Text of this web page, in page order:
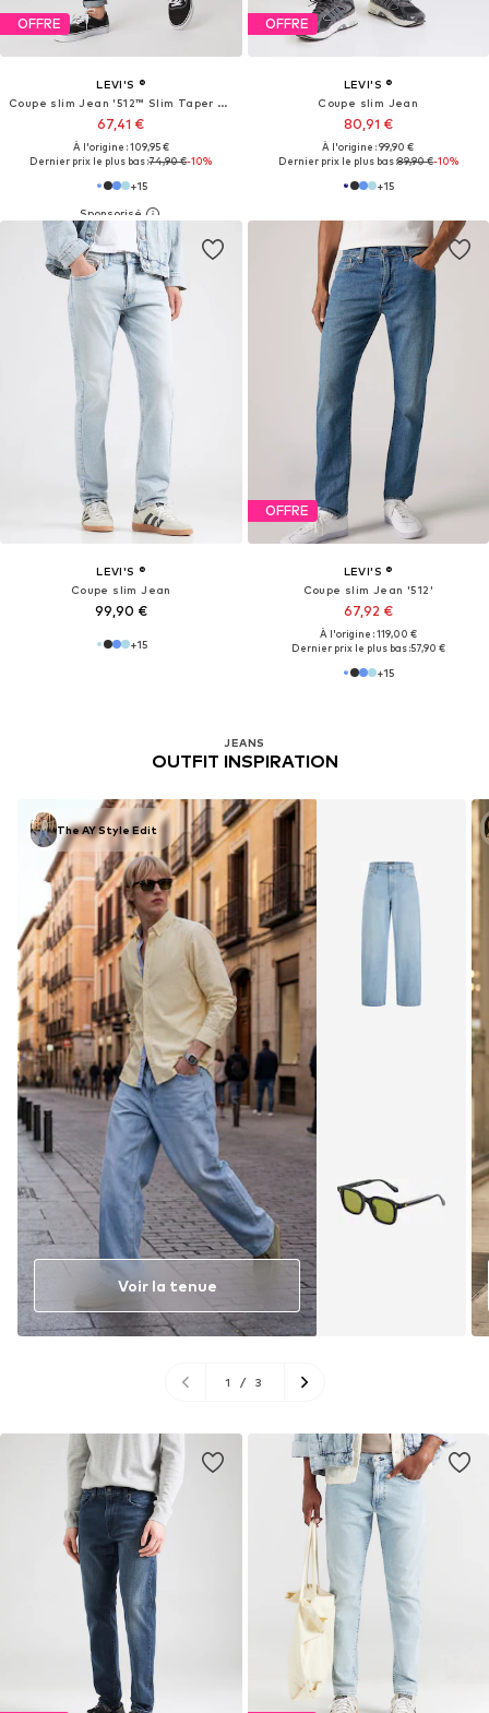
OFFRE
LEVI'S ®
Coupe slim Jean '512™ Slim Taper Jeans'
67,41 €
À l'origine : 109,95 €
Dernier prix le plus bas :74,90 €-10%
+15
OFFRE
LEVI'S ®
Coupe slim Jean
80,91 €
À l'origine : 99,90 €
Dernier prix le plus bas :89,90 €-10%
+15
LEVI'S ®
Coupe slim Jean
99,90 €
+15
OFFRE
LEVI'S ®
Coupe slim Jean '512'
67,92 €
À l'origine : 119,00 €
Dernier prix le plus bas :57,90 €
+15
JEANS
OUTFIT INSPIRATION
The AY Style Edit
Voir la tenue
1 / 3